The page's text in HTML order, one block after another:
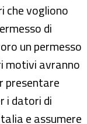
che vogliono
di
un permesso
motivi avranno
presentare
i datori di
e assumere